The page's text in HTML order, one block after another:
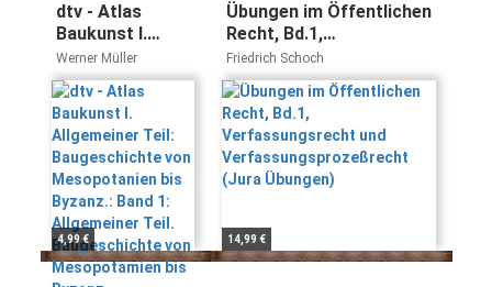
dtv - Atlas
Baukunst I.
Allgemeiner Teil:
Baugeschichte
von
Mesopotanien
bis Byzanz.:
Band 1:
Allgemeiner Teil.
Baugeschichte
von
Mesopotamien
bis Byzanz
Werner Müller
4,99 €
Übungen im Öffentlichen
Recht, Bd.1,
Verfassungsrecht und
Verfassungsprozeßrecht
(Jura Übungen)
Friedrich Schoch
14,99 €